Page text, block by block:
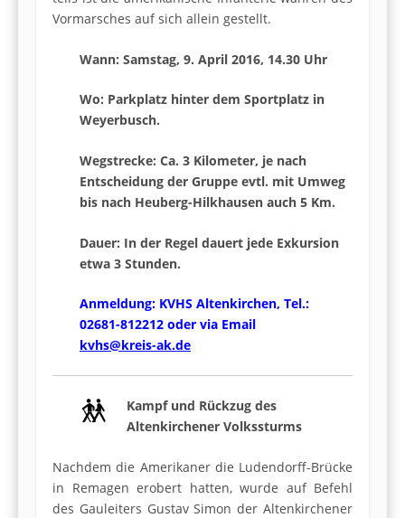
Vormarsches auf sich allein gestellt.
Wann: Samstag, 9. April 2016, 14.30 Uhr
Wo: Parkplatz hinter dem Sportplatz in
Weyerbusch.
Wegstrecke: Ca. 3 Kilometer, je nach
Entscheidung der Gruppe evtl. mit Umweg
bis nach Heuberg-Hilkhausen auch 5 Km.
Dauer: In der Regel dauert jede Exkursion
etwa 3 Stunden.
Anmeldung: KVHS Altenkirchen, Tel.:
02681-812212 oder via Email
kvhs@kreis-ak.de
Kampf und Rückzug des
Altenkirchener Volkssturms
Nachdem die Amerikaner die Ludendorff-Brücke
in Remagen erobert hatten, wurde auf Befehl
des Gauleiters Gustav Simon der Altenkirchener